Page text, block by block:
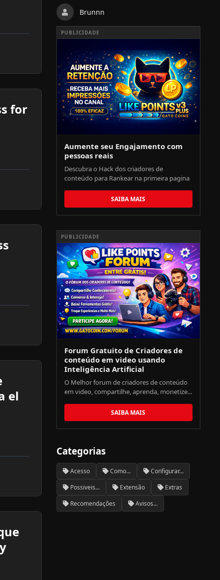
for
el
Brunnn
PUBLICIDADE
Aumente seu Engajamento com
pessoas reais
Descubra o Hack dos criadores de
conteúdo para Rankear na primeira pagina
SAIBA MAIS
PUBLICIDADE
Forum Gratuito de Criadores de
conteúdo em video usando
Inteligência Artificial
O Melhor forum de criadores de conteúdo
em video, compartilhe, aprenda, monetize...
SAIBA MAIS
Categorias
Acesso Como...
Configurar...
Possiveis...
Extensão
Extras
Recomendações
Avisos...